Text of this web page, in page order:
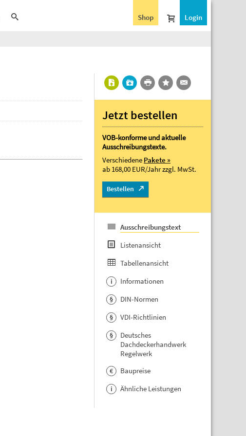
Login
Shop
Jetzt bestellen
VOB-konforme und aktuelle
Ausschreibungstexte.
Verschiedene Pakete »
ab 168,00 EUR/Jahrzzgl. MwSt.
Bestellen
Ausschreibungstext
Listenansicht
Tabellenansicht
i Informationen
§ DIN-Normen
§ VDI-Richtlinien
§
Deutsches
Dachdeckerhandwerk
Regelwerk
€ Baupreise
i Ähnliche Leistungen